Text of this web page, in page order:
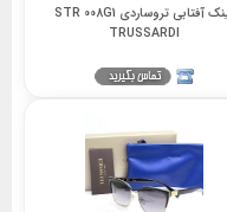
عینک آفتابی تروساردی STR 008G1
TRUSSARDI